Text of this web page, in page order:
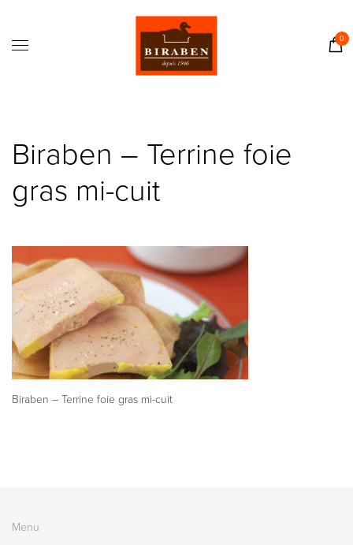
0
Contact
Biraben – Terrine foie
gras mi-cuit
Biraben – Terrine foie gras mi-cuit
Menu